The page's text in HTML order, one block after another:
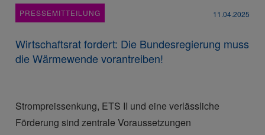
PRESSEMITTEILUNG 11.04.2025
Wirtschaftsrat fordert: Die Bundesregierung muss
die Wärmewende vorantreiben!
Strompreissenkung, ETS II und eine verlässliche
Förderung sind zentrale Voraussetzungen